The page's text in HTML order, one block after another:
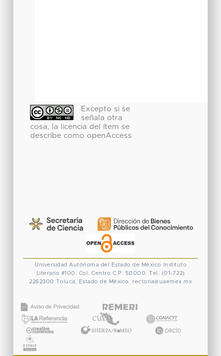
Excepto si se
señala otra
cosa, la licencia del ítem se
describe como openAccess
Universidad Autónoma del Estado de México
Instituto
Literario #100. Col. Centro C.P. 50000. Tel. (01-722)
2262300 Toluca, Estado de México. rectoria@uaemex.mx